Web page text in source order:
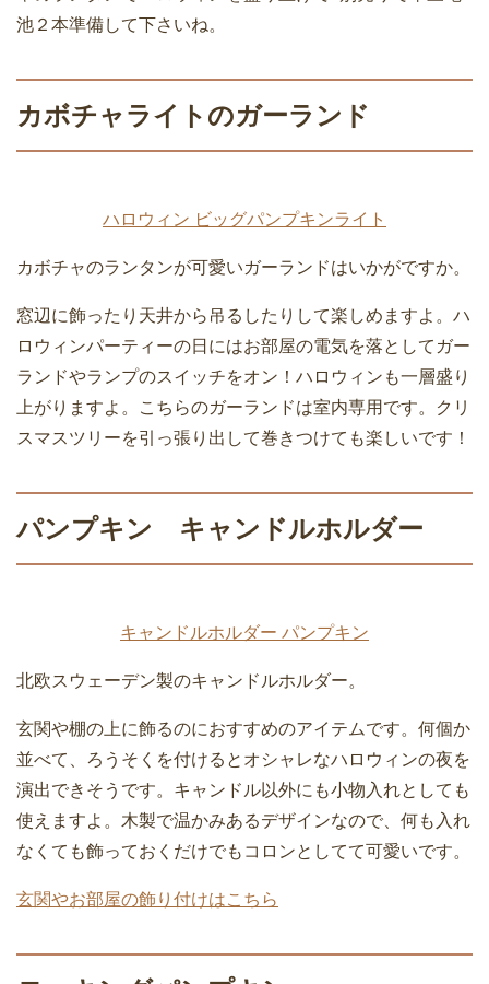
池２本準備して下さいね。
カボチャライトのガーランド
ハロウィン ビッグパンプキンライト
カボチャのランタンが可愛いガーランドはいかがですか。
窓辺に飾ったり天井から吊るしたりして楽しめますよ。ハ
ロウィンパーティーの日にはお部屋の電気を落としてガー
ランドやランプのスイッチをオン！ハロウィンも一層盛り
上がりますよ。こちらのガーランドは室内専用です。クリ
スマスツリーを引っ張り出して巻きつけても楽しいです！
パンプキン キャンドルホルダー
キャンドルホルダー パンプキン
北欧スウェーデン製のキャンドルホルダー。
玄関や棚の上に飾るのにおすすめのアイテムです。何個か
並べて、ろうそくを付けるとオシャレなハロウィンの夜を
演出できそうです。キャンドル以外にも小物入れとしても
使えますよ。木製で温かみあるデザインなので、何も入れ
なくても飾っておくだけでもコロンとしてて可愛いです。
玄関やお部屋の飾り付けはこちら